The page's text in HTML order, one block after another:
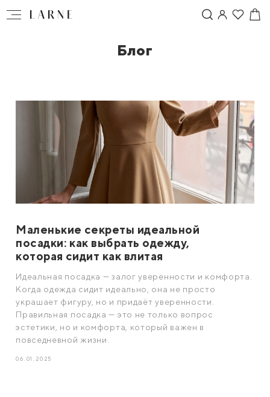
Блог
Маленькие секреты идеальной
посадки: как выбрать одежду,
которая сидит как влитая
Идеальная посадка — залог уверенности и комфорта.
Когда одежда сидит идеально, она не просто
украшает фигуру, но и придаёт уверенности.
Правильная посадка — это не только вопрос
эстетики, но и комфорта, который важен в
повседневной жизни.
06.01.2025